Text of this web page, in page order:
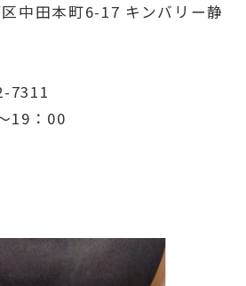
中田本町6-17 キンバリー静
7311
19：00